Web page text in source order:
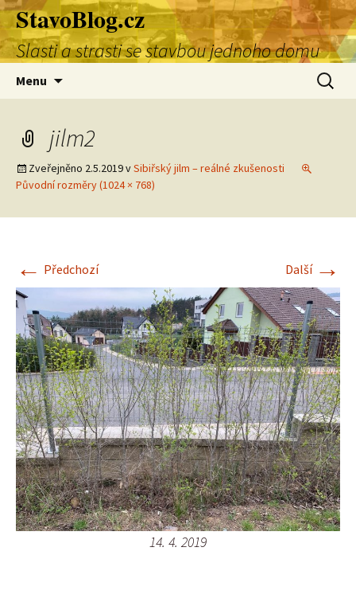
Přejít
k
obsahu
webu
StavoBlog.cz
Slasti a strasti se stavbou jednoho domu
Menu
jilm2
Zveřejněno 2.5.2019vSibiřský jilm – reálné zkušenosti
Původní rozměry (1024 × 768)
← Předchozí Další →
14. 4. 2019